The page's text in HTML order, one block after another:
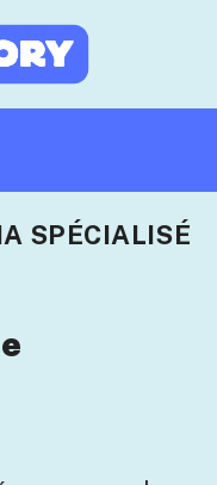
SPÉCIALISÉ